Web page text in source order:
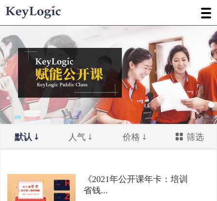
默认 人气 价格 筛选
《2021年公开课年卡：培训
省钱...